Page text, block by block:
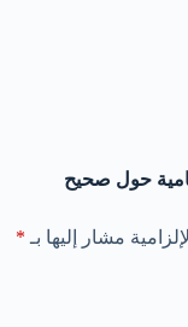
حول صحيح
مشار إليها بـ *